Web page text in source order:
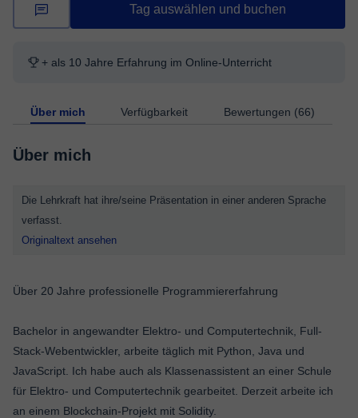
Tag auswählen und buchen
+ als 10 Jahre Erfahrung im Online-Unterricht
Über mich Verfügbarkeit Bewertungen (66)
Über mich
Die Lehrkraft hat ihre/seine Präsentation in einer anderen Sprache
verfasst.
Originaltext ansehen
Über 20 Jahre professionelle Programmiererfahrung
Bachelor in angewandter Elektro- und Computertechnik, Full-
Stack-Webentwickler, arbeite täglich mit Python, Java und
JavaScript. Ich habe auch als Klassenassistent an einer Schule
für Elektro- und Computertechnik gearbeitet. Derzeit arbeite ich
an einem Blockchain-Projekt mit Solidity.